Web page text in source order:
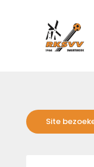
Actueel
Teams